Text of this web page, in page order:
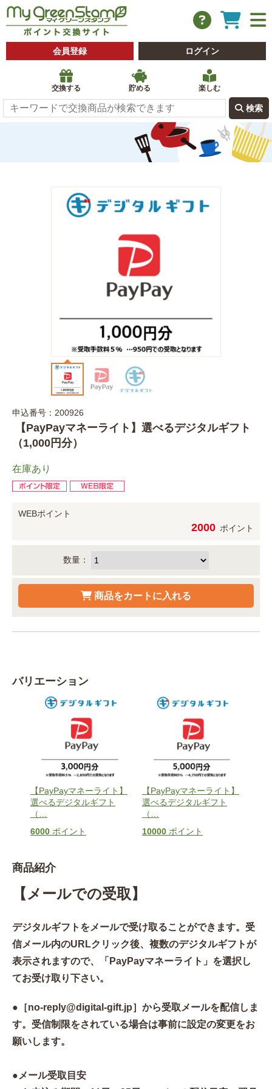
会員登録 ログイン
交換する 貯める 楽しむ
 検索
申込番号：200926
【PayPayマネーライト】選べるデジタルギフト
（1,000円分）
在庫あり
WEBポイント
2000 ポイント
数量：
バリエーション
【PayPayマネーライト】
選べるデジタルギフト
（
6000 ポイント
【PayPayマネーライト】
選べるデジタルギフト
（
10000 ポイント
商品紹介
【メールでの受取】
デジタルギフトをメールで受け取ることができます。受
信メール内のURLクリック後、複数のデジタルギフトが
表示されますので、「PayPayマネーライト」を選択し
てお受け取り下さい。
●［no-reply@digital-gift.jp］から受取メールを配信しま
す。受信制限をされている場合は事前に設定の変更をお
願いします。
●メール受取目安